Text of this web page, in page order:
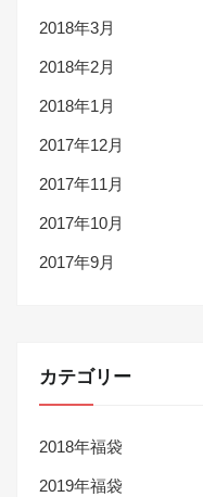
2018年3月
2018年2月
2018年1月
2017年12月
2017年11月
2017年10月
2017年9月
カテゴリー
2018年福袋
2019年福袋